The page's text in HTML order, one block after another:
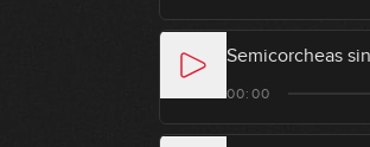
Semicorcheas
00:00